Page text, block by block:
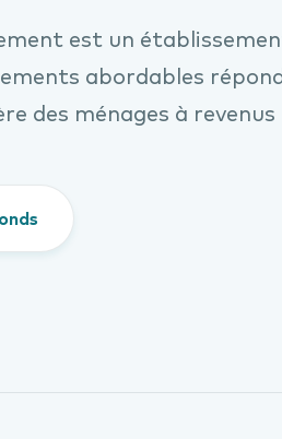
est un
abordables
des ménages à revenus